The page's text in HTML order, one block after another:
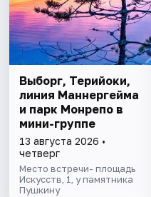
Выборг, Терийоки,
линия Маннергейма
и парк Монрепо в
мини-группе
13 августа 2026 •
четверг
Место встречи- площадь
Искусств, 1, у памятника
Пушкину